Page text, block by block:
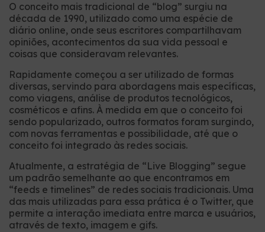
O conceito mais tradicional de “blog” surgiu na
década de 1990, utilizado como uma espécie de
diário online, onde seus escritores compartilhavam
opiniões, acontecimentos da sua vida pessoal e
coisas que consideravam relevantes.
Rapidamente começou a ser utilizado de formas
diversas, servindo para abordagens mais específicas,
como viagens, análise de produtos tecnológicos,
cosméticos e afins. À medida em que o conceito foi
sendo popularizado, outros formatos foram surgindo,
com novas ferramentas e possibilidade, até que o
conceito foi integrado às redes sociais.
Atualmente, a estratégia de “Live Blogging” segue
um padrão semelhante ao que encontramos em
“feeds e timelines” de redes sociais tradicionais. Uma
das mais utilizadas para essa prática é o Twitter, que
permite a interação imediata entre marca e usuários,
através de texto, imagem e gifs.